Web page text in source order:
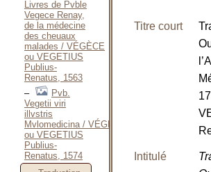
Livres de Pvble
Vegece Renay,
de la médecine
des cheuaux
malades / VÉGÈCE
ou VEGETIUS
Publius-
Renatus, 1563
Pvb.
Vegetii viri
illvstris
Mvlomedicina / VÉGÈCE
ou VEGETIUS
Publius-
Renatus, 1574
Titre court
Intitulé